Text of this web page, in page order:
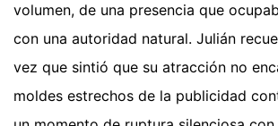
volumen, de una presencia que
con una autoridad natural. Julián
vez que sintió que su atracción no
moldes estrechos de la publicidad